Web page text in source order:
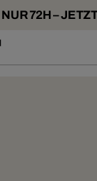
NUR 72H –